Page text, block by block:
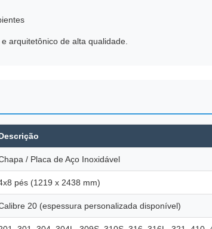
arquitetônico de alta qualidade.
/ Placa de Aço Inoxidável
pés (1219 x 2438 mm)
20 (espessura personalizada disponível)